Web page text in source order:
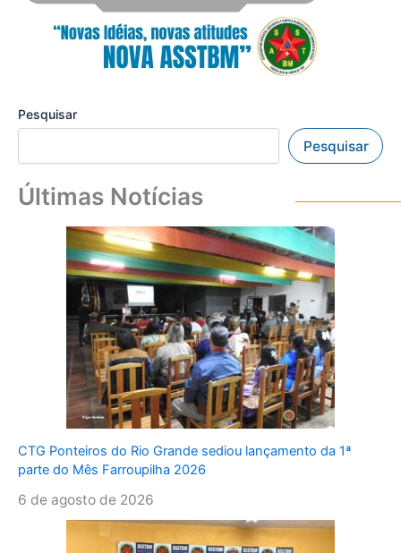
Pesquisar
Pesquisar
Últimas Notícias
CTG Ponteiros do Rio Grande sediou lançamento da 1ª
parte do Mês Farroupilha 2026
6 de agosto de 2026